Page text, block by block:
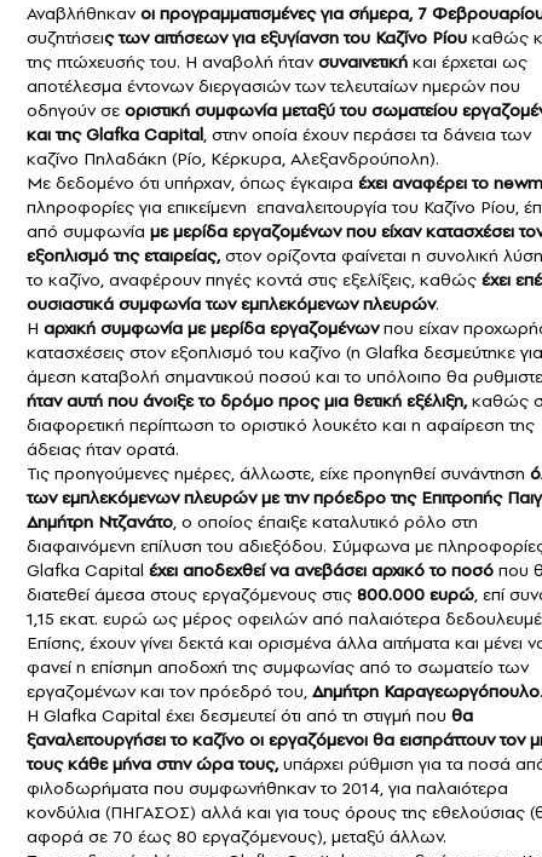
Αναβλήθηκανοι προγραμματισμένες για σήμερα, 7
συζητήσεις των αιτήσεων για εξυγίανση του Καζίνο Ρίου καθώς
της πτώχευσής του. Η αναβολή ήτανσυναινετική και έρχεται ως
αποτέλεσμα έντονων διεργασιών των τελευταίων ημερών που
οδηγούν σε οριστική συμφωνία μεταξύ του σωματείου
και τηςGlafka Capital, στην οποία έχουν περάσει τα δάνεια των
καζίνο Πηλαδάκη (Ρίο, Κέρκυρα, Αλεξανδρούπολη).
Με δεδομένο ότι υπήρχαν, όπως έγκαιρα έχει αναφέρει το
πληροφορίες για επικείμενη επαναλειτουργία του Καζίνο Ρίου,
από συμφωνία με μερίδα εργαζομένων που είχαν κατασχέσει
εξοπλισμό της εταιρείας,στον ορίζοντα φαίνεται η συνολική
το καζίνο, αναφέρουν πηγές κοντά στις εξελίξεις, καθώς έχει
ουσιαστικά συμφωνία των εμπλεκόμενων πλευρών.
Η αρχική συμφωνία με μερίδα εργαζομένωνπου είχαν
κατασχέσεις στον εξοπλισμό του καζίνο (η Glafka δεσμεύτηκε για
άμεση καταβολή σημαντικού ποσού και το υπόλοιπο θα
ήταν αυτή που άνοιξε το δρόμο προς μια θετική εξέλιξη,καθώς
διαφορετική περίπτωση το οριστικό λουκέτο και η αφαίρεση της
άδειας ήταν ορατά.
Τις προηγούμενες ημέρες, άλλωστε, είχε προηγηθεί συνάντηση
των εμπλεκόμενων πλευρών με την πρόεδρο της Επιτροπής
Δημήτρη Ντζανάτο, ο οποίος έπαιξε καταλυτικό ρόλο στη
διαφαινόμενη επίλυση του αδιεξόδου. Σύμφωνα με
Glafka Capital έχει αποδεχθεί να ανεβάσει αρχικό το ποσό που
διατεθεί άμεσα στους εργαζόμενους στις 800.000 ευρώ, επί
1,15 εκατ. ευρώ ως μέρος οφειλών από παλαιότερα
Επίσης, έχουν γίνει δεκτά και ορισμένα άλλα αιτήματα και μένει
φανεί η επίσημη αποδοχή της συμφωνίας από το σωματείο των
εργαζομένων και τον πρόεδρό του, Δημήτρη Καραγεωργόπουλο.
Η Glafka Capital έχει δεσμευτεί ότι από τη στιγμή που θα
ξαναλειτουργήσει το καζίνο οι εργαζόμενοι θα εισπράττουν τον
τους κάθε μήνα στην ώρα τους,υπάρχει ρύθμιση για τα ποσά
φιλοδωρήματα που συμφωνήθηκαν το 2014, για παλαιότερα
κονδύλια (ΠΗΓΑΣΟΣ) αλλά και για τους όρους της εθελούσιας
αφορά σε 70 έως 80 εργαζόμενους), μεταξύ άλλων.